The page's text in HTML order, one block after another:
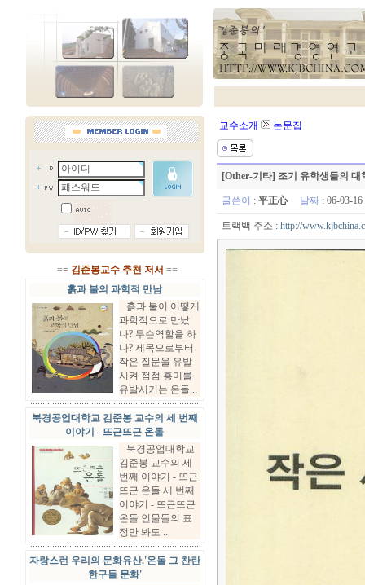
== 김준봉교수 추천 저서 ==
흙과 불의 과학적 만남
흙과 불이 어떻게
과학적으로 만났
나? 무슨역할을 하
나? 제목으로부터
작은 질문을 유발
시켜 점점 흥미를
유발시키는 온돌...
북경공업대학교 김준봉 교수의 세 번째
이야기 - 뜨근뜨근 온돌
북경공업대학교
김준봉 교수의 세
번째 이야기 - 뜨근
뜨근 온돌 세 번째
이야기 - 뜨근뜨근
온돌 인물들의 표
정만 봐도 ...
자랑스런 우리의 문화유산.'온돌 그 찬란
한구들 문화'
교수소개 논문집
[Other-기타] 조기 유학생들의 대
글쓴이 : 平正心 날짜 : 06-03-
트랙백 주소 : http://